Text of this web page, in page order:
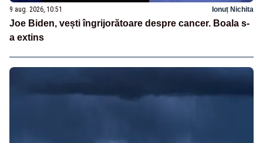
9 aug. 2026, 10:51 Ionuț Nichita
Joe Biden, vești îngrijorătoare despre cancer. Boala s-
a extins